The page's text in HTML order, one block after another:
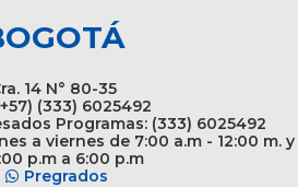
14 N° 80-35
(333) 6025492
Programas: (333) 6025492
a viernes de 7:00 a.m - 12:00 m. y
p.m a 6:00 p.m
Pregrados